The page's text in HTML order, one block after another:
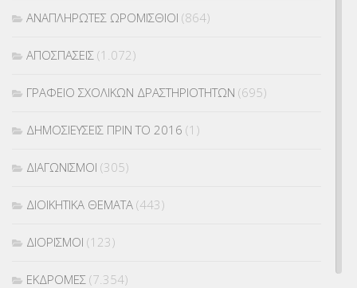
ΑΝΑΠΛΗΡΩΤΕΣ ΩΡΟΜΙΣΘΙΟΙ (864)
ΑΠΟΣΠΑΣΕΙΣ (1.072)
ΓΡΑΦΕΙΟ ΣΧΟΛΙΚΩΝ ΔΡΑΣΤΗΡΙΟΤΗΤΩΝ (695)
ΔΗΜΟΣΙΕΥΣΕΙΣ ΠΡΙΝ ΤΟ 2016 (1)
ΔΙΑΓΩΝΙΣΜΟΙ (305)
ΔΙΟΙΚΗΤΙΚΑ ΘΕΜΑΤΑ (443)
ΔΙΟΡΙΣΜΟΙ (123)
ΕΚΔΡΟΜΕΣ (7.354)